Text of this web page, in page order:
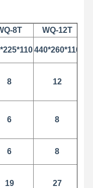
Over Ons
8T WQ-12T
440*260*110
8 12
6 8
6 8
19 27